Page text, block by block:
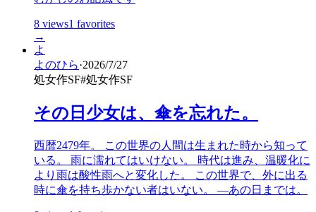
8 views1 favorites
→
よ
よのひら·2026/7/27
処女作SF#処女作SF
その日少女は、傘を忘れた。
西暦2479年。 この世界の人間は生まれた時から知って
いる。 雨に濡れてはいけない。 時代は進み、温暖化に
より雨は酸性雨へと変化した。 この世界で、外に出る
時に傘を持ち歩かない者はいない。 ―あの日までは。